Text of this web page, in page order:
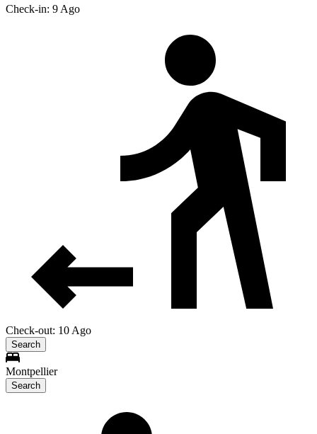
Check-in: 9 Ago
Check-out: 10 Ago
Search
Montpellier
Search